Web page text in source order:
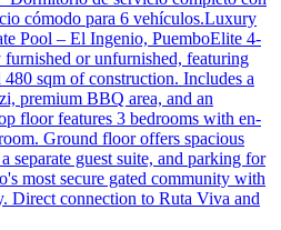
cómodo para 6 vehículos.Luxury
Pool – El Ingenio, PuemboElite 4-
or unfurnished, featuring
sqm of construction. Includes a
premium BBQ area, and an
floor features 3 bedrooms with en-
Ground floor offers spacious
separate guest suite, and parking for
most secure gated community with
Direct connection to Ruta Viva and